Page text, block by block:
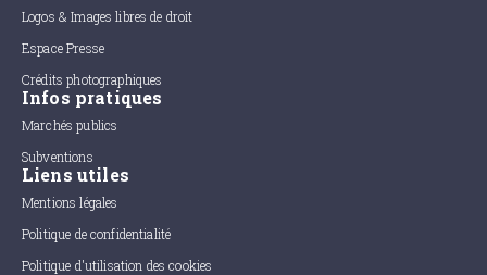
Logos & Images libres de droit
Espace Presse
Crédits photographiques
Infos pratiques
Marchés publics
Subventions
Liens utiles
Mentions légales
Politique de confidentialité
Politique d'utilisation des cookies